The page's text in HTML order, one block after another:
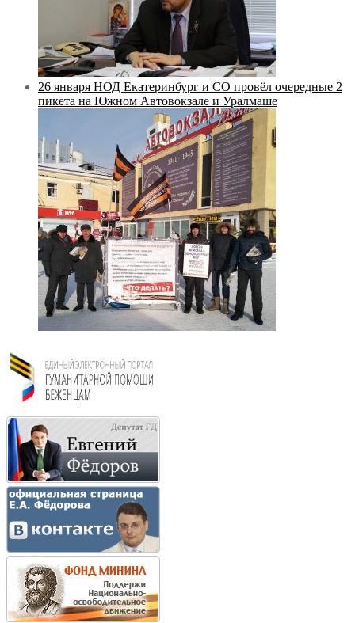
26 января НОД Екатеринбург и СО провёл очередные 2
пикета на Южном Автовокзале и Уралмаше